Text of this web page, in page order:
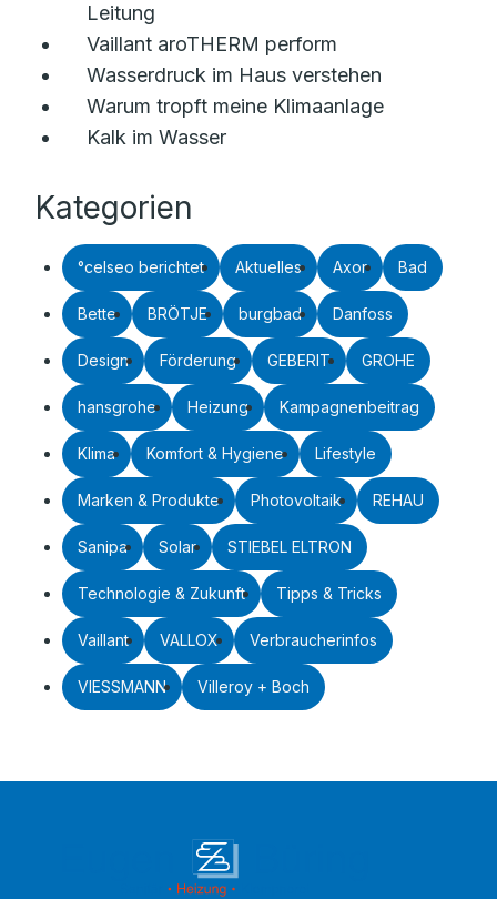
Leitung
Vaillant aroTHERM perform
Wasserdruck im Haus verstehen
Warum tropft meine Klimaanlage
Kalk im Wasser
Kategorien
°celseo berichtet Aktuelles Axor Bad
Bette BRÖTJE burgbad Danfoss
Design Förderung GEBERIT GROHE
hansgrohe Heizung Kampagnenbeitrag
Klima Komfort & Hygiene Lifestyle
Marken & Produkte Photovoltaik REHAU
Sanipa Solar STIEBEL ELTRON
Technologie & Zukunft Tipps & Tricks
Vaillant VALLOX Verbraucherinfos
VIESSMANN Villeroy + Boch